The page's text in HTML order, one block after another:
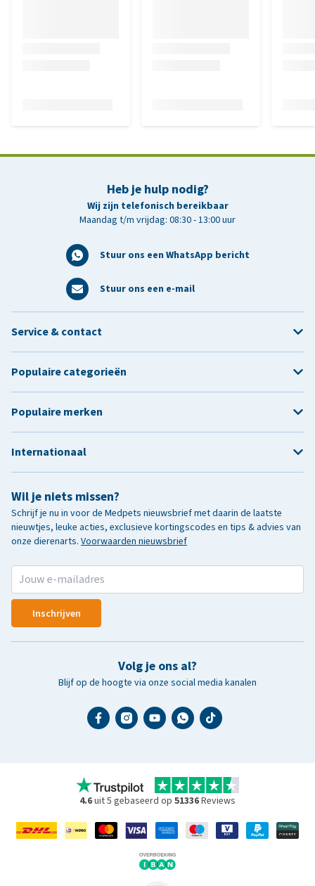
Heb je hulp nodig?
Wij zijn telefonisch bereikbaar
Maandag t/m vrijdag: 08:30 - 13:00 uur
Stuur ons een WhatsApp bericht
Stuur ons een e-mail
Wil je niets missen?
Schrijf je nu in voor de Medpets nieuwsbrief met daarin de laatste
nieuwtjes, leuke acties, exclusieve kortingscodes en tips & advies van
onze dierenarts. Voorwaarden nieuwsbrief
Inschrijven
Volg je ons al?
Blijf op de hoogte via onze social media kanalen
Service & contact
Populaire categorieën
Populaire merken
Internationaal
4.6uit 5 gebaseerd op 51336Reviews